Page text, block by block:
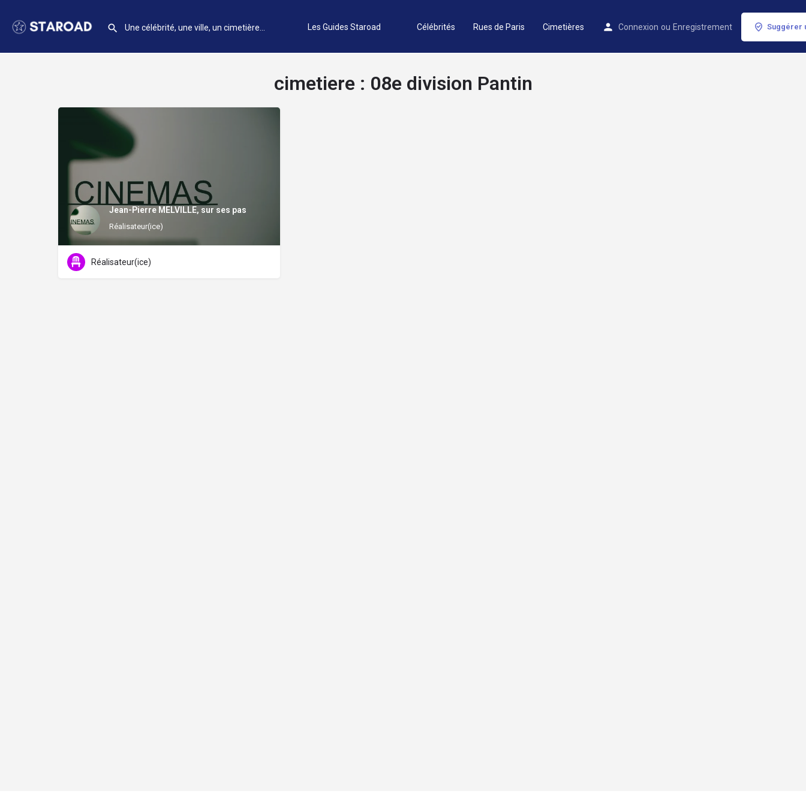
Les Guides Staroad Célébrités Rues de Paris Cimetières Connexion ou Enregistrement Suggérer
cimetiere : 08e division Pantin
Jean-Pierre MELVILLE, sur ses pas
Réalisateur(ice)
Réalisateur(ice)